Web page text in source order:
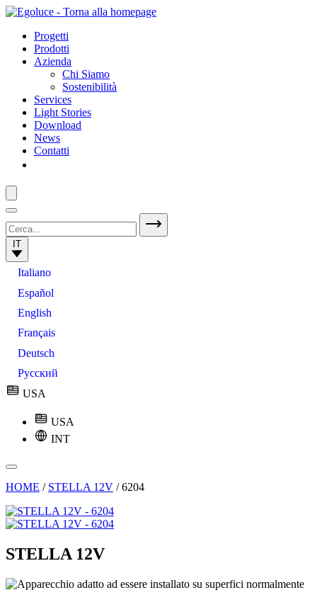
Progetti
Prodotti
Azienda
Chi Siamo
Sostenibilità
Services
Light Stories
Download
News
Contatti
IT
Italiano
Español
English
Français
Deutsch
Русский
USA
USA
INT
HOME / STELLA 12V / 6204
STELLA 12V